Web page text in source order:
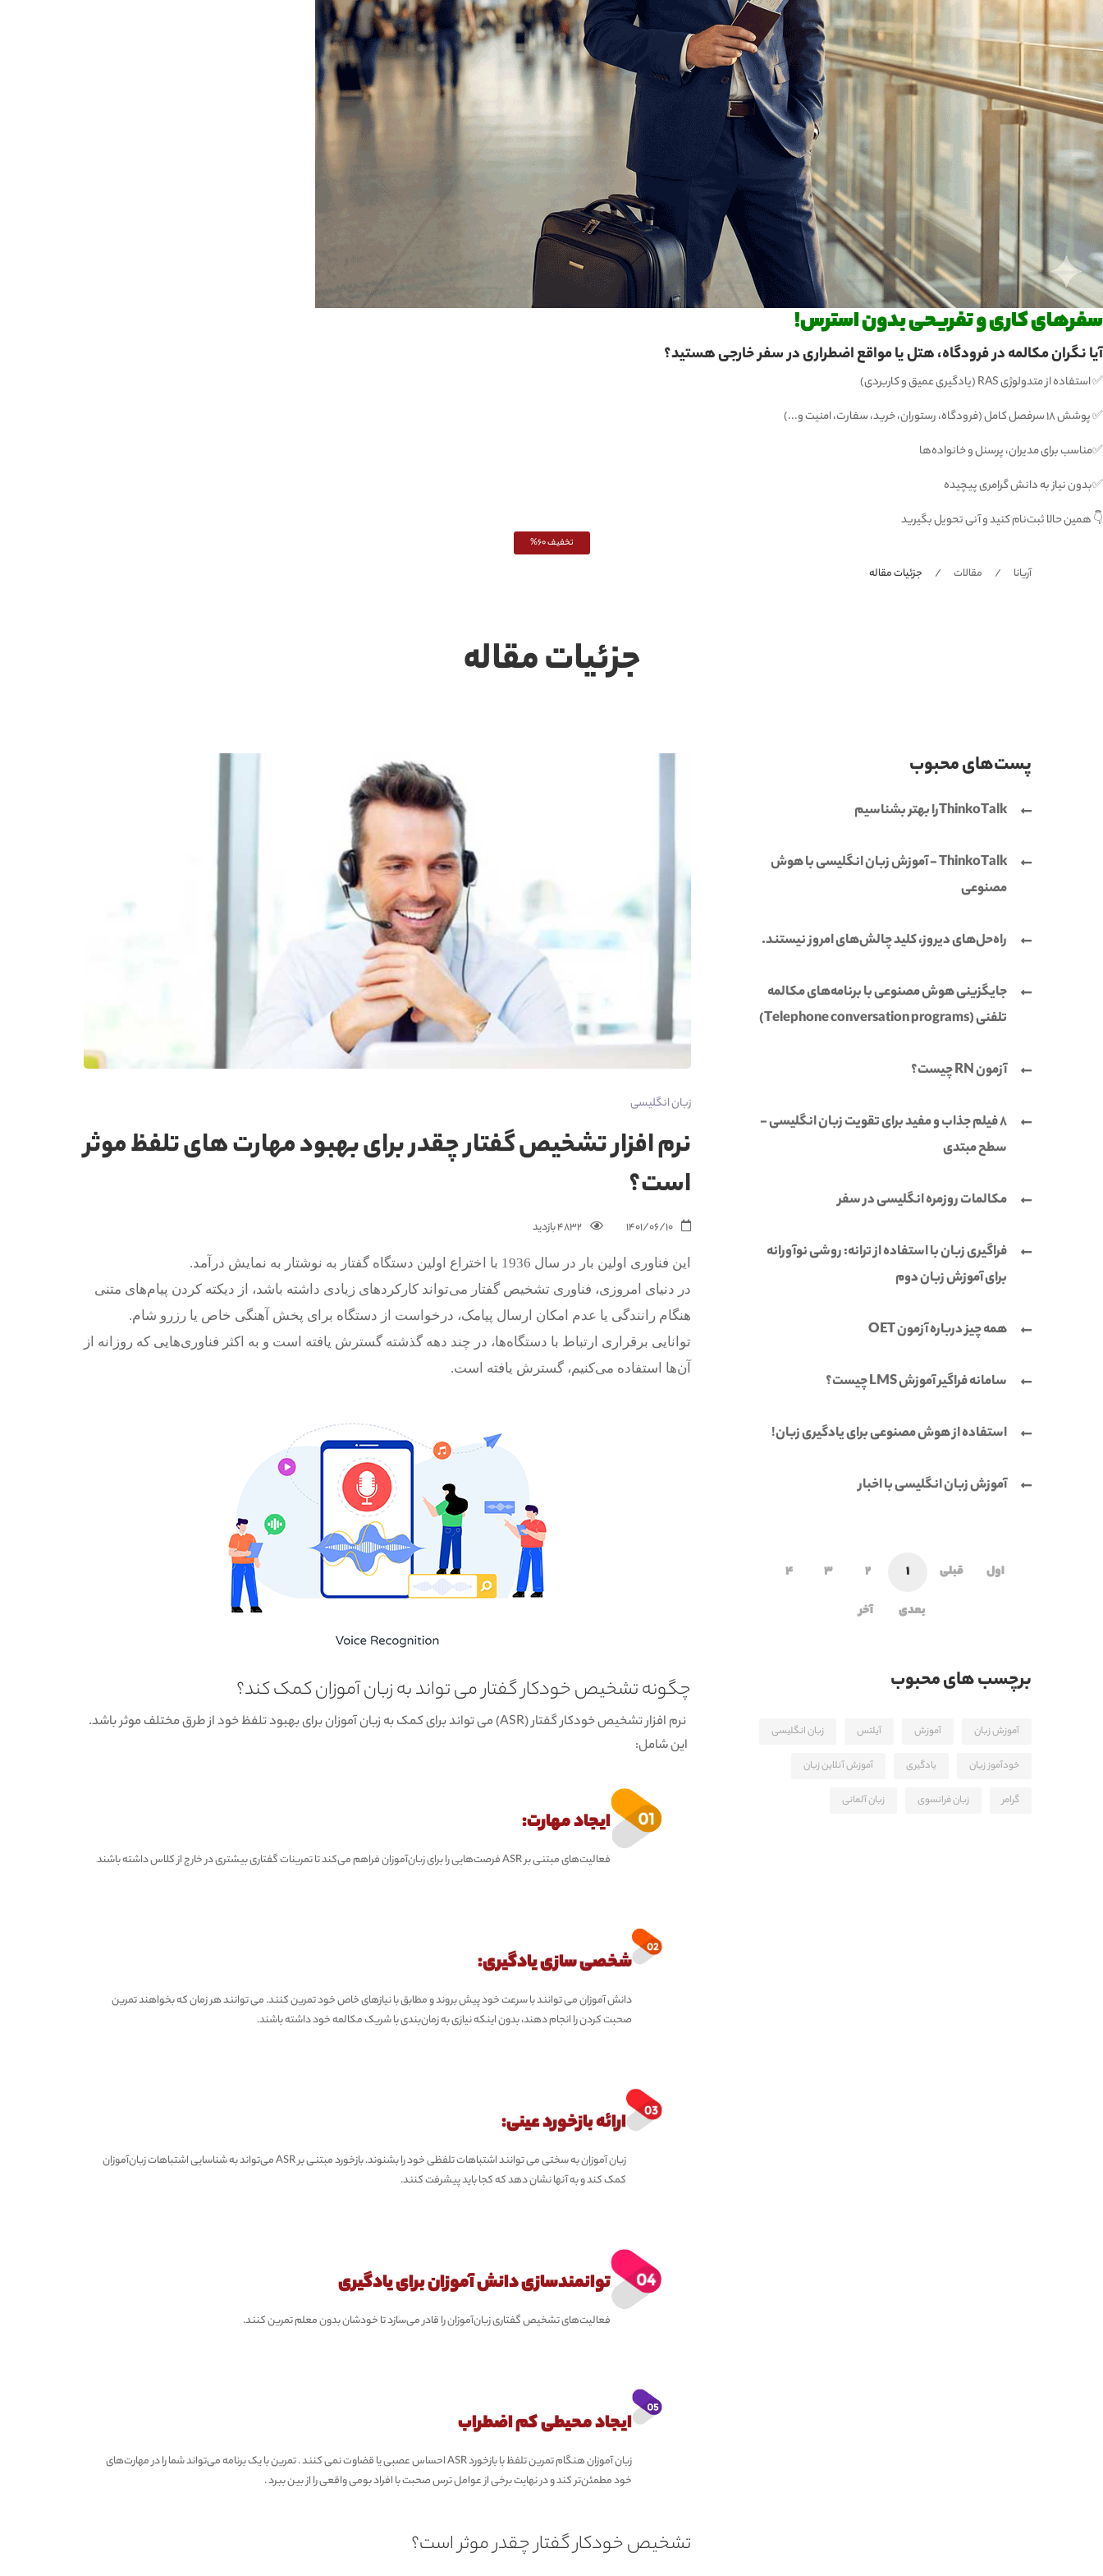
سفرهای کاری و تفریحی بدون استرس!
آیا نگران مکالمه در فرودگاه، هتل یا مواقع اضطراری در سفر خارجی هستید؟
✅ استفاده از متدولوژی RAS (یادگیری عمیق و کاربردی)
✅ پوشش ۱۸ سرفصل کامل (فرودگاه، رستوران، خرید، سفارت، امنیت و...)
✅مناسب برای مدیران، پرسنل و خانواده‌ها
✅بدون نیاز به دانش گرامری پیچیده
👇 همین حالا ثبت‌نام کنید و آنی تحویل بگیرید
تخفیف 60%
جزئیات مقاله
آریانا مقالات جزئیات مقاله
زبان انگلیسی
نرم افزار تشخیص گفتار چقدر برای بهبود مهارت های تلفظ موثر
است؟
1401/06/10 4832 بازدید‌
این فناوری اولین بار در سال 1936 با اختراع اولین دستگاه گفتار به نوشتار به نمایش درآمد.
در دنیای امروزی، فناوری تشخیص گفتار می‌تواند کارکردهای زیادی داشته باشد، از دیکته کردن پیام‌های متنی
هنگام رانندگی یا عدم امکان ارسال پیامک، درخواست از دستگاه برای پخش آهنگی خاص یا رزرو شام.
توانایی برقراری ارتباط با دستگاه‌ها، در چند دهه گذشته گسترش یافته است و به اکثر فناوری‌هایی که روزانه از
آن‌ها استفاده می‌کنیم، گسترش یافته است.
چگونه تشخیص خودکار گفتار می تواند به زبان آموزان کمک کند؟
نرم افزار تشخیص خودکار گفتار (ASR) می تواند برای کمک به زبان آموزان برای بهبود تلفظ خود از طرق مختلف موثر باشد.
این شامل:
ایجاد مهارت:
فعالیت‌های مبتنی بر ASR فرصت‌هایی را برای زبان‌آموزان فراهم می‌کند تا تمرینات گفتاری بیشتری در خارج از کلاس داشته باشند.
شخصی سازی یادگیری:
دانش آموزان می توانند با سرعت خود پیش بروند و مطابق با نیازهای خاص خود تمرین کنند. می توانند هر زمان که بخواهند تمرین
صحبت کردن را انجام دهند، بدون اینکه نیازی به زمان‌بندی با شریک مکالمه خود داشته باشند.
ارائه بازخورد عینی:
زبان آموزان به سختی می توانند اشتباهات تلفظی خود را بشنوند. بازخورد مبتنی بر ASR می‌تواند به شناسایی اشتباهات زبان‌آموزان
کمک کند و به آنها نشان دهد که کجا باید پیشرفت کنند.
توانمندسازی دانش آموزان برای یادگیری
فعالیت‌های تشخیص گفتاری زبان‌آموزان را قادر می‌سازد تا خودشان بدون معلم تمرین کنند.
ایجاد محیطی کم اضطراب
زبان آموزان هنگام تمرین تلفظ با بازخورد ASR احساس عصبی یا قضاوت نمی کنند . تمرین با یک برنامه می‌تواند شما را در مهارت‌های
خود مطمئن‌تر کند و در نهایت برخی از عوامل ترس صحبت با افراد بومی واقعی را از بین ببرد .
تشخیص خودکار گفتار چقدر موثر است؟
پست‌های محبوب
ThinkoTalkرا بهتر بشناسیم
ThinkoTalk - آموزش زبان انگلیسی با هوش
مصنوعی
راه‌حل‌های دیروز، کلید چالش‌های امروز نیستند.
جایگزینی هوش مصنوعی با برنامه‌های مکالمه
تلفنی (Telephone conversation programs)
آزمون RN چیست؟
8 فیلم جذاب و مفید برای تقویت زبان انگلیسی -
سطح مبتدی
مکالمات روزمره انگلیسی در سفر
فراگیری زبان با استفاده از ترانه: روشی نوآورانه
برای آموزش زبان دوم
همه چیز درباره آزمون OET
سامانه فراگیر آموزش LMS چیست؟
استفاده از هوش مصنوعی برای یادگیری زبان!
آموزش زبان انگلیسی با اخبار
اول قبلی 1
2
3
4
بعدی
آخر
برچسب های محبوب
آموزش زبان آموزش آیلتس زبان انگلیسی
خودآموز زیان یادگیری آموزش آنلاین زبان
گرامر زبان فرانسوی زبان آلمانی